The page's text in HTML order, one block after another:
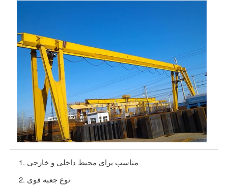
مناسب برای محیط داخلی و خارجی
نوع جعبه قوی